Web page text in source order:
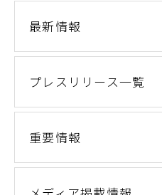
最新情報
プレスリリース一覧
重要情報